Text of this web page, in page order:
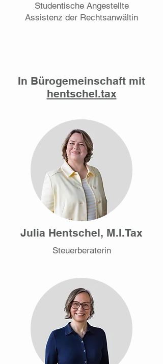
Studentische Angestellte
Assistenz der Rechtsanwältin
In Bürogemeinschaft mit
hentschel.tax
Julia Hentschel, M.I.Tax
Steuerberaterin